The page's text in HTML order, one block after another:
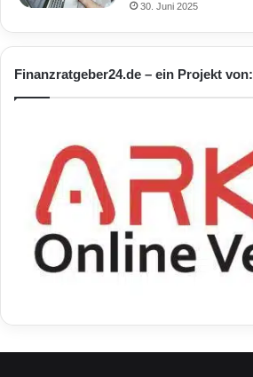
30. Juni 2025
Finanzratgeber24.de – ein Projekt von: